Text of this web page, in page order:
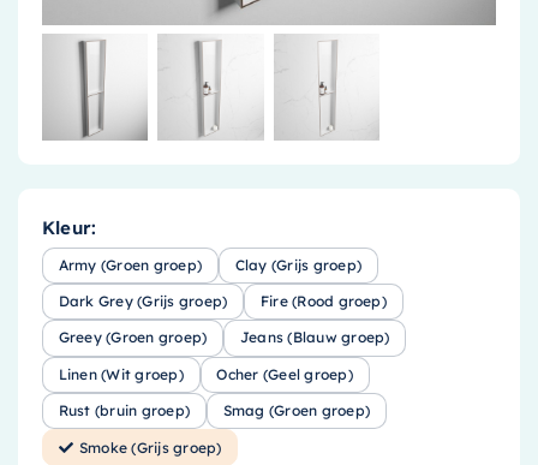
Kleur:
Army (Groen groep) Clay (Grijs groep)
Dark Grey (Grijs groep) Fire (Rood groep)
Greey (Groen groep) Jeans (Blauw groep)
Linen (Wit groep) Ocher (Geel groep)
Rust (bruin groep) Smag (Groen groep)
Smoke (Grijs groep)